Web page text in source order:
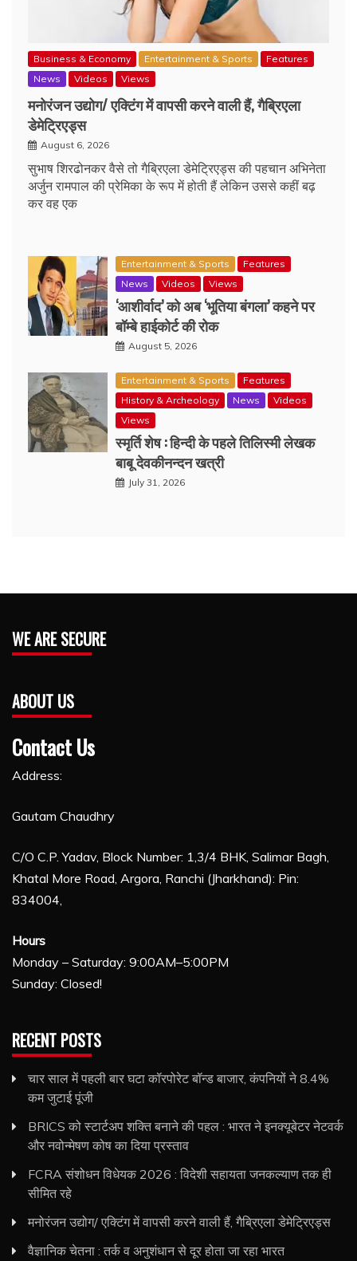
Business & Economy Entertainment & Sports
Features
News
Videos Views
मनोरंजन उद्योग/ एक्टिंग में वापसी करने वाली हैं, गैब्रिएला
डेमेट्रिएड्स
August 6, 2026
सुभाष शिरढोनकर वैसे तो गैब्रिएला डेमेट्रिएड्स की पहचान अभिनेता
अर्जुन रामपाल की प्रेमिका के रूप में होती हैं लेकिन उससे कहीं बढ़
कर वह एक
Entertainment & Sports
Features
News
Videos Views
‘आशीर्वाद’ को अब ‘भूतिया बंगला’ कहने पर
बॉम्बे हाईकोर्ट की रोक
August 5, 2026
Entertainment & Sports
Features
History & Archeology
News
Videos
Views
स्मृर्ति शेष : हिन्दी के पहले तिलिस्मी लेखक
बाबू देवकीनन्दन खत्री
July 31, 2026
WE ARE SECURE
ABOUT US
Contact Us
Address:
Gautam Chaudhry
C/O C.P. Yadav, Block Number: 1,3/4 BHK, Salimar Bagh,
Khatal More Road, Argora, Ranchi (Jharkhand): Pin:
834004,
Hours
Monday – Saturday: 9:00AM–5:00PM
Sunday: Closed!
RECENT POSTS
चार साल में पहली बार घटा कॉरपोरेट बॉन्ड बाजार, कंपनियों ने 8.4%
कम जुटाई पूंजी
BRICS को स्टार्टअप शक्ति बनाने की पहल : भारत ने इनक्यूबेटर नेटवर्क
और नवोन्मेषण कोष का दिया प्रस्ताव
FCRA संशोधन विधेयक 2026 : विदेशी सहायता जनकल्याण तक ही
सीमित रहे
मनोरंजन उद्योग/ एक्टिंग में वापसी करने वाली हैं, गैब्रिएला डेमेट्रिएड्स
वैज्ञानिक चेतना : तर्क व अनुशंधान से दूर होता जा रहा भारत